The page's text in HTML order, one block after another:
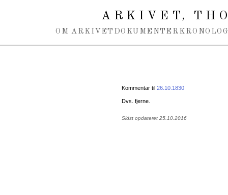
ARKIVET,
OM ARKIVET DOKUMENTER
Kommentar til 26.10.1830
Dvs. fjerne.
Sidst opdateret 25.10.2016